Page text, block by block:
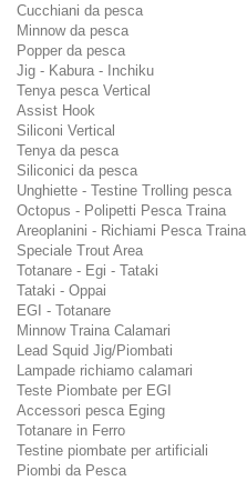
Cucchiani da pesca
Minnow da pesca
Popper da pesca
Jig - Kabura - Inchiku
Tenya pesca Vertical
Assist Hook
Siliconi Vertical
Tenya da pesca
Siliconici da pesca
Unghiette - Testine Trolling pesca
Octopus - Polipetti Pesca Traina
Areoplanini - Richiami Pesca Traina
Speciale Trout Area
Totanare - Egi - Tataki
Tataki - Oppai
EGI - Totanare
Minnow Traina Calamari
Lead Squid Jig/Piombati
Lampade richiamo calamari
Teste Piombate per EGI
Accessori pesca Eging
Totanare in Ferro
Testine piombate per artificiali
Piombi da Pesca